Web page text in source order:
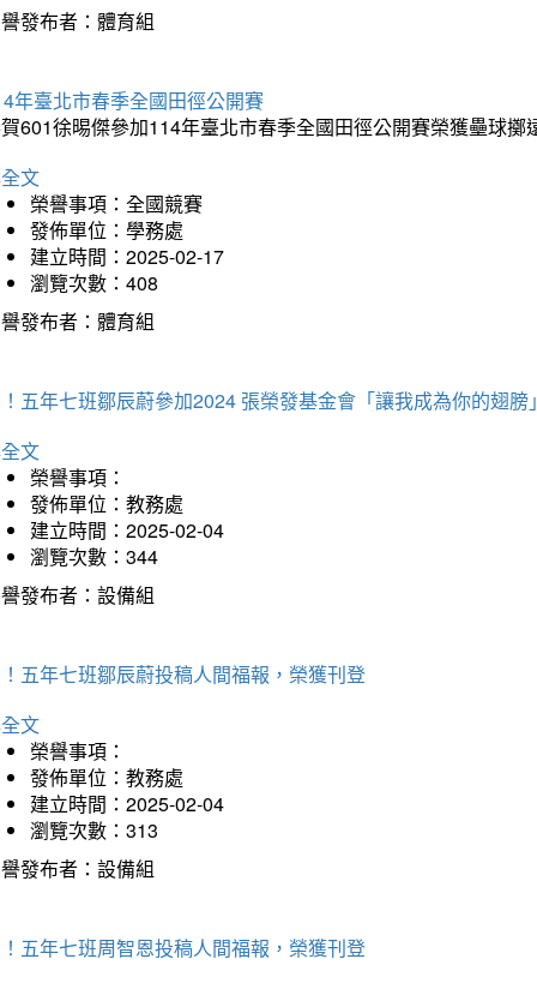
發布者：體育組
年臺北市春季全國田徑公開賽
601徐晹傑參加114年臺北市春季全國田徑公開賽榮獲壘球擲
文
榮譽事項：全國競賽
發佈單位：學務處
建立時間：2025-02-17
瀏覽次數：408
發布者：體育組
五年七班鄒辰蔚參加2024 張榮發基金會「讓我成為你的翅
文
榮譽事項：
發佈單位：教務處
建立時間：2025-02-04
瀏覽次數：344
發布者：設備組
五年七班鄒辰蔚投稿人間福報，榮獲刊登
文
榮譽事項：
發佈單位：教務處
建立時間：2025-02-04
瀏覽次數：313
發布者：設備組
五年七班周智恩投稿人間福報，榮獲刊登